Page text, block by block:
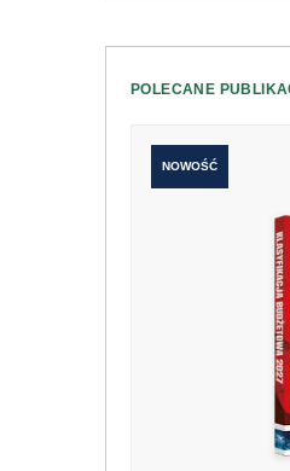
POLECANE
NOWOŚĆ